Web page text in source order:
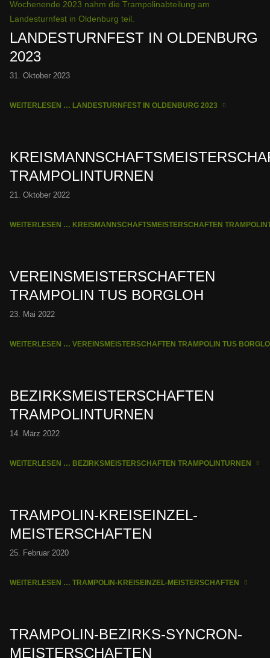
LANDESTURNFEST IN OLDENBURG
2023
31. Oktober 2023
WEITERLESEN … LANDESTURNFEST IN OLDENBURG 2023
TRAMPOLINTURNEN
21. Oktober 2022
WEITERLESEN … KREISMANNSCHAFTSMEISTERSCHAFTEN
VEREINSMEISTERSCHAFTEN
TRAMPOLIN TUS BORGLOH
23. Mai 2022
WEITERLESEN … VEREINSMEISTERSCHAFTEN TRAMPOLIN TUS
BEZIRKSMEISTERSCHAFTEN
TRAMPOLINTURNEN
14. März 2022
WEITERLESEN … BEZIRKSMEISTERSCHAFTEN TRAMPOLINTURNEN
TRAMPOLIN-KREISEINZEL-
MEISTERSCHAFTEN
25. Februar 2020
WEITERLESEN … TRAMPOLIN-KREISEINZEL-MEISTERSCHAFTEN
TRAMPOLIN-BEZIRKS-SYNCRON-
MEISTERSCHAFTEN